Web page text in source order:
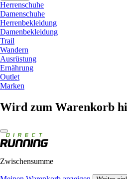
Herrenschuhe
Damenschuhe
Herrenbekleidung
Damenbekleidung
Trail
Wandern
Ausrüstung
Ernährung
Outlet
Marken
Wird zum Warenkorb
Zwischensumme